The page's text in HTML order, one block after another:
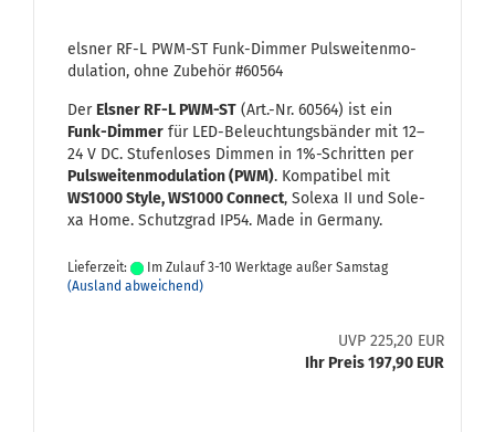
els­ner RF-L PWM-​ST Funk-​Dim­mer Puls­wei­ten­mo­
du­la­ti­on, ohne Zu­be­hör #60564
Der Els­ner RF-L PWM-​ST (Art.-Nr. 60564) ist ein
Funk-​Dimmer für LED-​Beleuchtungsbänder mit 12–
24 V DC. Stu­fen­lo­ses Dim­men in 1%-​Schritten per
Puls­wei­ten­mo­du­la­ti­on (PWM). Kom­pa­ti­bel mit
WS1000 Style, WS1000 Con­nect, Sole­xa II und Sole­
xa Home. Schutz­grad IP54. Made in Ger­ma­ny.
Lieferzeit:
Im Zulauf 3-10 Werktage außer Samstag
(Ausland abweichend)
UVP 225,20 EUR
Ihr Preis 197,90 EUR